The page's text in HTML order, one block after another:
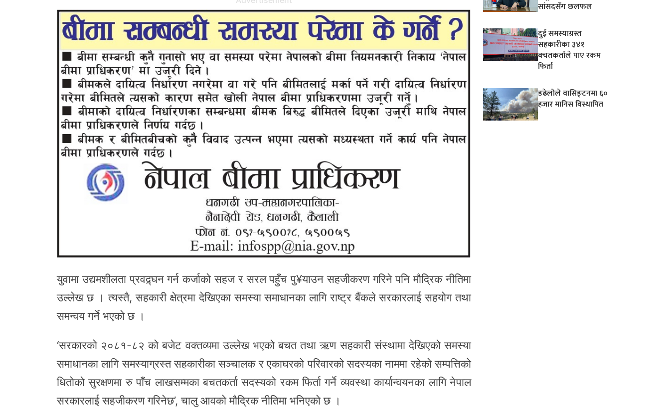
युवामा उद्यमशीलता प्रवद्र्घन गर्न कर्जाको सहज र सरल पहुँच पु¥याउन सहजीकरण गरिने पनि मौद्रिक नीतिमा
उल्लेख छ । त्यस्तै, सहकारी क्षेत्रमा देखिएका समस्या समाधानका लागि राष्ट्र बैंकले सरकारलाई सहयोग तथा
समन्वय गर्ने भएको छ ।
‘सरकारको २०८१-८२ को बजेट वक्तव्यमा उल्लेख भएको बचत तथा ऋण सहकारी संस्थामा देखिएको समस्या
समाधानका लागि समस्याग्रस्त सहकारीका सञ्चालक र एकाघरको परिवारको सदस्यका नाममा रहेको सम्पत्तिको
धितोको सुरक्षणमा रु पाँच लाखसम्मका बचतकर्ता सदस्यको रकम फिर्ता गर्ने व्यवस्था कार्यान्वयनका लागि नेपाल
सरकारलाई सहजीकरण गरिनेछ’, चालु आवको मौद्रिक नीतिमा भनिएको छ ।
सांसदसँग छलफल
दुई समस्याग्रस्त
सहकारीका ३४१
बचतकर्ताले पाए रकम
फिर्ता
डढेलोले वासिङ्टनमा ६०
हजार मानिस विस्थापित